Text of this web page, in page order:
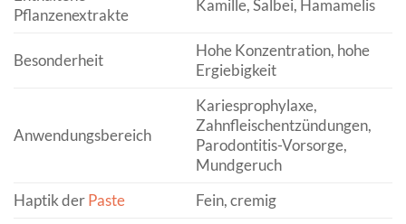
Pflanzenextrakte
Kamille, Salbei, Hamamelis
Besonderheit
Hohe Konzentration, hohe
Ergiebigkeit
Anwendungsbereich
Kariesprophylaxe,
Zahnfleischentzündungen,
Parodontitis-Vorsorge,
Mundgeruch
Haptik derPaste
Fein, cremig